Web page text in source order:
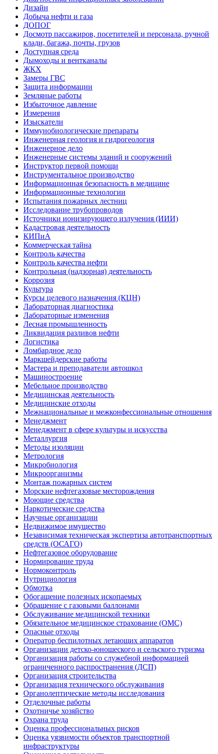
Дизайн
Добыча нефти и газа
ДОПОГ
Досмотр пассажиров, посетителей и персонала, ручной
клади, багажа, почты, грузов
Доступная среда
Дымоходы и вентканалы
ЖКХ
Замеры ГВС
Защита информации
Земляные работы
Избыточное давление
Измерения
Изыскатели
Иммунобиологические препараты
Инженерная геология и гидрогеология
Инженерное дело
Инженерные системы зданий и сооружений
Инструктор первой помощи
Инструментальное производство
Информационная безопасность в медицине
Информационные технологии
Испытания пожарных лестниц
Исследование трубопроводов
Источники ионизирующего излучения (ИИИ)
Кадастровая деятельность
КИПиА
Коммерческая тайна
Контроль качества
Контроль качества нефти
Контрольная (надзорная) деятельность
Коррозия
Культура
Курсы целевого назначения (КЦН)
Лабораторная диагностика
Лабораторные изменения
Лесная промышленность
Ликвидация разливов нефти
Логистика
Ломбардное дело
Маркшейдерские работы
Мастера и преподаватели автошкол
Машиностроение
Мебельное производство
Медицинская деятельность
Медицинские отходы
Межнациональные и межконфессиональные отношения
Менеджмент
Менеджмент в сфере культуры и искусства
Металлургия
Методы изоляции
Метрология
Микробиология
Микроорганизмы
Монтаж пожарных систем
Морские нефтегазовые месторождения
Моющие средства
Наркотические средства
Научные организации
Недвижимое имущество
Независимая техническая экспертиза автотранспортных
средств (ОСАГО)
Нефтегазовое оборудование
Нормирование труда
Нормоконтроль
Нутрициология
Обмотка
Обогащение полезных ископаемых
Обращение с газовыми баллонами
Обслуживание медицинской техники
Обязательное медицинское страхование (ОМС)
Опасные отходы
Оператор беспилотных летающих аппаратов
Организации детско-юношеского и сельского туризма
Организация работы со служебной информацией
ограниченного распространения (ДСП)
Организация строительства
Организация технического обслуживания
Органолептические методы исследования
Отделочные работы
Охотничье хозяйство
Охрана труда
Оценка профессиональных рисков
Оценка уязвимости объектов транспортной
инфраструктуры